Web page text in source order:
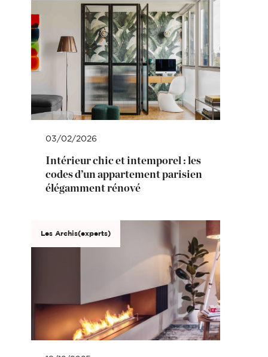
03/02/2026
Intérieur chic et intemporel : les
codes d’un appartement parisien
élégamment rénové
Les Archis(experts)